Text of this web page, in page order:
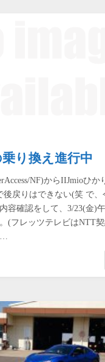
り換え進行中
NF)からIIJmioひか
後戻りはできない(笑 で
容確認をして、3/23(金)
(フレッツテレビはNTT
…